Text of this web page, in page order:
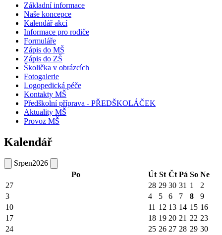
Základní informace
Naše koncepce
Kalendář akcí
Informace pro rodiče
Formuláře
Zápis do MŠ
Zápis do ZŠ
Školička v obrázcích
Fotogalerie
Logopedická péče
Kontakty MŠ
Předškolní příprava - PŘEDŠKOLÁČEK
Aktuality MŠ
Provoz MŠ
Kalendář
Srpen2026
Po
Út St Čt Pá So Ne
27
28 29 30 31 1
2
3
4 5 6 7 8
9
10
11 12 13 14 15 16
17
18 19 20 21 22 23
24
25 26 27 28 29 30